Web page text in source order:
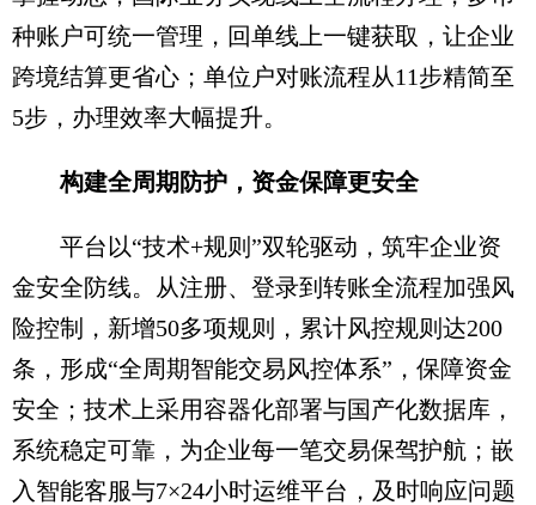
种账户可统一管理，回单线上一键获取，让企业
跨境结算更省心；单位户对账流程从11步精简至
5步，办理效率大幅提升。
构建全周期防护，资金保障更安全
平台以“技术+规则”双轮驱动，筑牢企业资
金安全防线。从注册、登录到转账全流程加强风
险控制，新增50多项规则，累计风控规则达200
条，形成“全周期智能交易风控体系”，保障资金
安全；技术上采用容器化部署与国产化数据库，
系统稳定可靠，为企业每一笔交易保驾护航；嵌
入智能客服与7×24小时运维平台，及时响应问题